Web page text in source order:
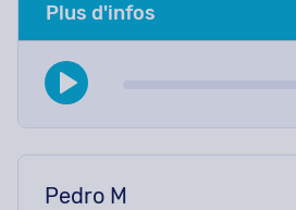
Plus d'infos
Pedro M